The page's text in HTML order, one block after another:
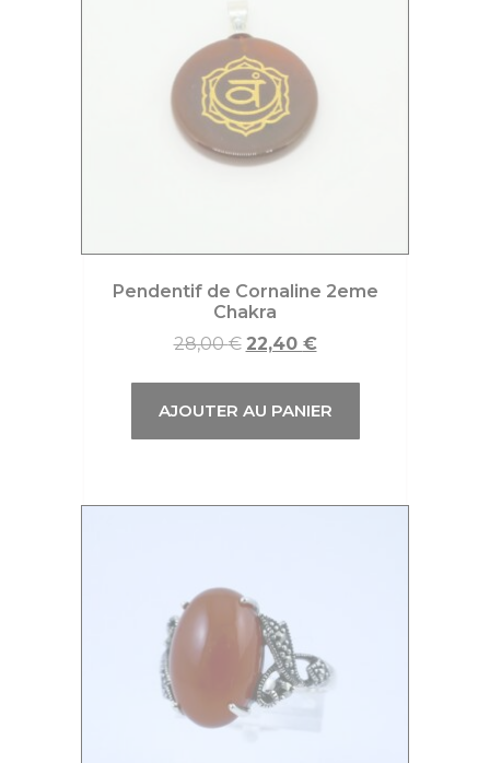
Pendentif de Cornaline 2eme
Chakra
28,00€ 22,40 €
AJOUTER AU PANIER